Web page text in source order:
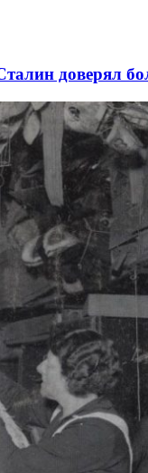
доверял